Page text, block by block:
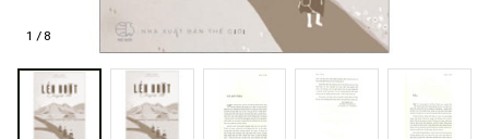
1 / 8